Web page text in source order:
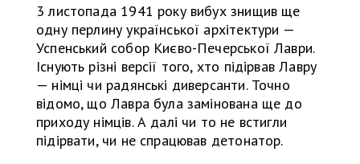
3 листопада 1941 року вибух знищив ще
одну перлину української архітектури —
Успенський собор Києво-Печерської Лаври.
Існують різні версії того, хто підірвав Лавру
— німці чи радянські диверсанти. Точно
відомо, що Лавра була замінована ще до
приходу німців. А далі чи то не встигли
підірвати, чи не спрацював детонатор.